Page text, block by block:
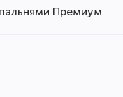
Премиум